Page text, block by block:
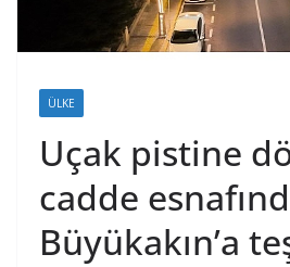
ÜLKE
Uçak pistine
cadde
Büyükakın’a